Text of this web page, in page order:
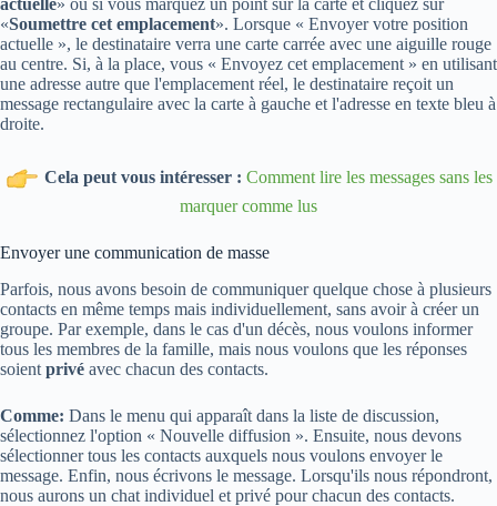
actuelle» ou si vous marquez un point sur la carte et cliquez sur
«Soumettre cet emplacement». Lorsque « Envoyer votre position
actuelle », le destinataire verra une carte carrée avec une aiguille rouge
au centre. Si, à la place, vous « Envoyez cet emplacement » en utilisant
une adresse autre que l'emplacement réel, le destinataire reçoit un
message rectangulaire avec la carte à gauche et l'adresse en texte bleu à
droite.
Cela peut vous intéresser : Comment lire les messages sans les
marquer comme lus
Envoyer une communication de masse
Parfois, nous avons besoin de communiquer quelque chose à plusieurs
contacts en même temps mais individuellement, sans avoir à créer un
groupe. Par exemple, dans le cas d'un décès, nous voulons informer
tous les membres de la famille, mais nous voulons que les réponses
soient privé avec chacun des contacts.
Comme: Dans le menu qui apparaît dans la liste de discussion,
sélectionnez l'option « Nouvelle diffusion ». Ensuite, nous devons
sélectionner tous les contacts auxquels nous voulons envoyer le
message. Enfin, nous écrivons le message. Lorsqu'ils nous répondront,
nous aurons un chat individuel et privé pour chacun des contacts.